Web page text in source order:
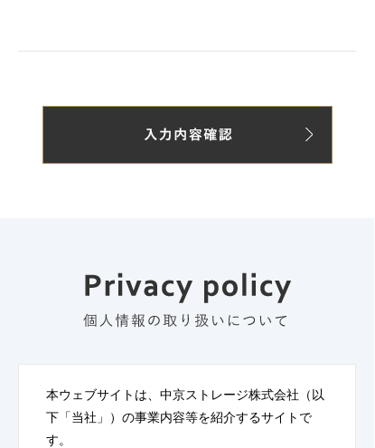
本ウェブサイトは、中京ストレージ株式会社（以
下「当社」）の事業内容等を紹介するサイトで
す。